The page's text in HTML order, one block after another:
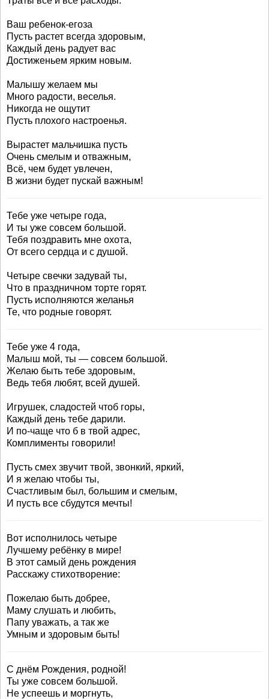
Ваш ребенок-егоза
Пусть растет всегда здоровым,
Каждый день радует вас
Достиженьем ярким новым.
Малышу желаем мы
Много радости, веселья.
Никогда не ощутит
Пусть плохого настроенья.
Вырастет мальчишка пусть
Очень смелым и отважным,
Всё, чем будет увлечен,
В жизни будет пускай важным!
Тебе уже четыре года,
И ты уже совсем большой.
Тебя поздравить мне охота,
От всего сердца и с душой.
Четыре свечки задувай ты,
Что в праздничном торте горят.
Пусть исполняются желанья
Те, что родные говорят.
Тебе уже 4 года,
Малыш мой, ты — совсем большой.
Желаю быть тебе здоровым,
Ведь тебя любят, всей душей.
Игрушек, сладостей чтоб горы,
Каждый день тебе дарили.
И по-чаще что б в твой адрес,
Комплименты говорили!
Пусть смех звучит твой, звонкий, яркий,
И я желаю чтобы ты,
Счастливым был, большим и смелым,
И пусть все сбудутся мечты!
Вот исполнилось четыре
Лучшему ребёнку в мире!
В этот самый день рождения
Расскажу стихотворение:
Пожелаю быть добрее,
Маму слушать и любить,
Папу уважать, а так же
Умным и здоровым быть!
С днём Рождения, родной!
Ты уже совсем большой.
Не успеешь и моргнуть,